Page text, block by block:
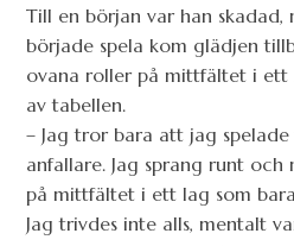
Till en början var han skadad,
började spela kom glädjen
ovana roller på mittfältet i ett
av tabellen.
– Jag tror bara att jag
anfallare. Jag sprang runt
på mittfältet i ett lag som
Jag trivdes inte alls, mentalt